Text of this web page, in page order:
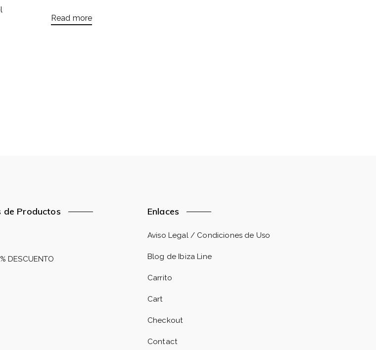
Read more
de Productos
DESCUENTO
Enlaces
Aviso Legal / Condiciones de Uso
Blog de Ibiza Line
Carrito
Cart
Checkout
Contact